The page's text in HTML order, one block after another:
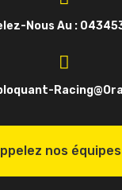
Nous Au :
nos